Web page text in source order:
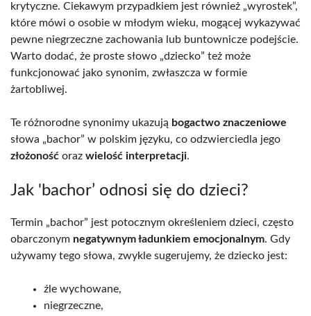
krytyczne. Ciekawym przypadkiem jest również „wyrostek”,
które mówi o osobie w młodym wieku, mogącej wykazywać
pewne niegrzeczne zachowania lub buntownicze podejście.
Warto dodać, że proste słowo „dziecko” też może
funkcjonować jako synonim, zwłaszcza w formie
żartobliwej.
Te różnorodne synonimy ukazują bogactwo znaczeniowe
słowa „bachor” w polskim języku, co odzwierciedla jego
złożoność oraz wielość interpretacji.
Jak 'bachor’ odnosi się do dzieci?
Termin „bachor” jest potocznym określeniem dzieci, często
obarczonym negatywnym ładunkiem emocjonalnym. Gdy
używamy tego słowa, zwykle sugerujemy, że dziecko jest:
źle wychowane,
niegrzeczne,